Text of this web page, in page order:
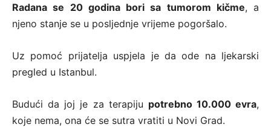
Radana se 20 godina bori sa tumorom kičme, a
njeno stanje se u posljednje vrijeme pogoršalo.
Uz pomoć prijatelja uspjela je da ode na ljekarski
pregled u Istanbul.
Budući da joj je za terapiju potrebno 10.000 evra,
koje nema, ona će se sutra vratiti u Novi Grad.